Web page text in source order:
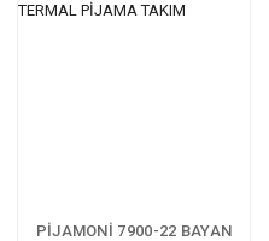
PİJAMONİ 7900-22 BAYAN